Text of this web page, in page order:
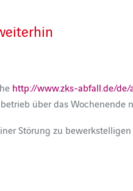
http://www.zks-abfall.de/
über das Wochenende
Störung zu